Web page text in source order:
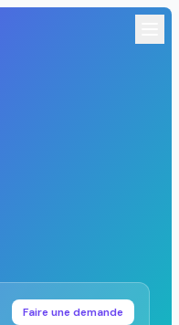
Faire une demande